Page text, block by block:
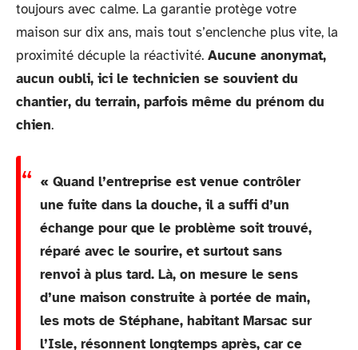
toujours avec calme. La garantie protège votre
maison sur dix ans, mais tout s’enclenche plus vite, la
proximité décuple la réactivité. Aucune anonymat,
aucun oubli, ici le technicien se souvient du
chantier, du terrain, parfois même du prénom du
chien.
« Quand l’entreprise est venue contrôler
une fuite dans la douche, il a suffi d’un
échange pour que le problème soit trouvé,
réparé avec le sourire, et surtout sans
renvoi à plus tard. Là, on mesure le sens
d’une maison construite à portée de main,
les mots de Stéphane, habitant Marsac sur
l’Isle, résonnent longtemps après, car ce